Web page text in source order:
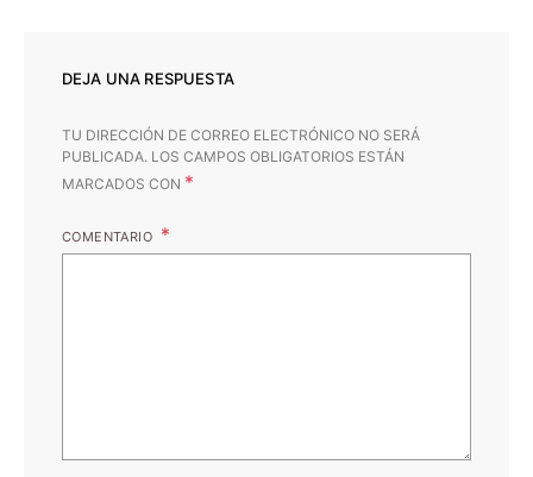
DEJA UNA RESPUESTA
TU DIRECCIÓN DE CORREO ELECTRÓNICO NO SERÁ
PUBLICADA. LOS CAMPOS OBLIGATORIOS ESTÁN
MARCADOS CON *
COMENTARIO